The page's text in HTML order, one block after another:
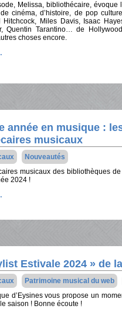
Melissa, bibliothécaire,
cinéma, d’histoire, de pop
Hitchcock, Miles Davis, Isaac
Quentin Tarantino… de
choses encore.
année en musique :
musicaux
Nouveautés
musicaux des bibliothèques
2024 !
Estivale 2024 » de
Patrimoine musical du web
d’Eysines vous propose un
saison ! Bonne écoute !